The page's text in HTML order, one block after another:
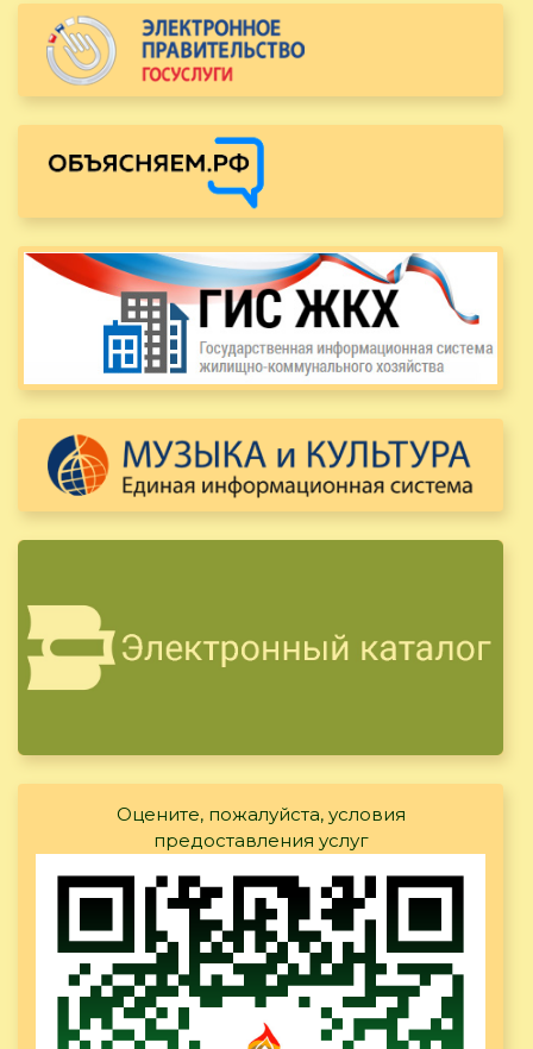
Оцените, пожалуйста, условия
предоставления услуг